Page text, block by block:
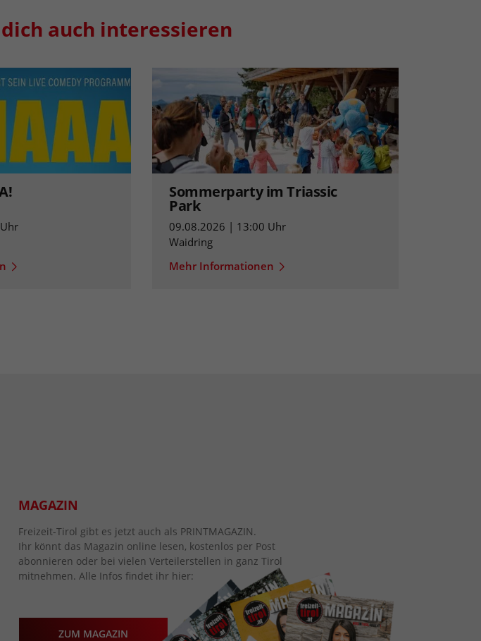
auch interessieren
Sommerparty im Triassic
Park
09.08.2026 | 13:00 Uhr
Waidring
Mehr Informationen
MAGAZIN
Freizeit-Tirol gibt es jetzt auch als PRINTMAGAZIN.
Ihr könnt das Magazin online lesen, kostenlos per Post
abonnieren oder bei vielen Verteilerstellen in ganz Tirol
mitnehmen. Alle Infos findet ihr hier:
ZUM MAGAZIN